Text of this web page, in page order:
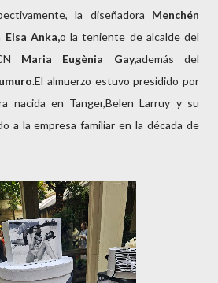
la diseñadora Menchén
Elsa Anka,o la teniente de alcalde del
Maria Eugènia Gay,además del
.El almuerzo estuvo presidido por
nacida en Tanger,Belen Larruy y su
a la empresa familiar en la década de